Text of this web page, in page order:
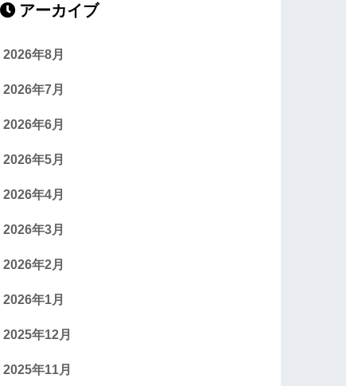
アーカイブ
2026年8月
2026年7月
2026年6月
2026年5月
2026年4月
2026年3月
2026年2月
2026年1月
2025年12月
2025年11月